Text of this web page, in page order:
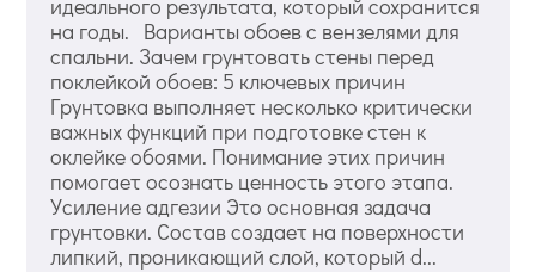
на годы. Варианты обоев с вензелями для
спальни. Зачем грунтовать стены перед
поклейкой обоев: 5 ключевых причин
Грунтовка выполняет несколько критически
важных функций при подготовке стен к
оклейке обоями. Понимание этих причин
помогает осознать ценность этого этапа.
Усиление адгезии Это основная задача
грунтовки. Состав создает на поверхности
липкий, проникающий слой, который d...